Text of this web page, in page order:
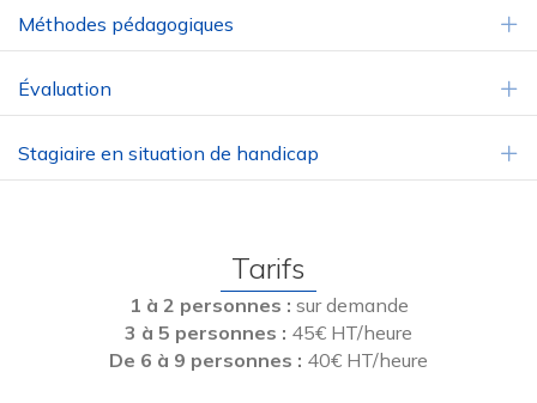
Méthodes pédagogiques
Évaluation
Stagiaire en situation de handicap
Tarifs
1 à 2 personnes : sur demande
3 à 5 personnes : 45€ HT/heure
De 6 à 9 personnes : 40€ HT/heure